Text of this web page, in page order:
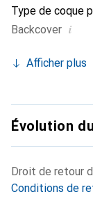
Type de coque
Backcover i
Afficher plus
Évolution
Droit de retour
Conditions de